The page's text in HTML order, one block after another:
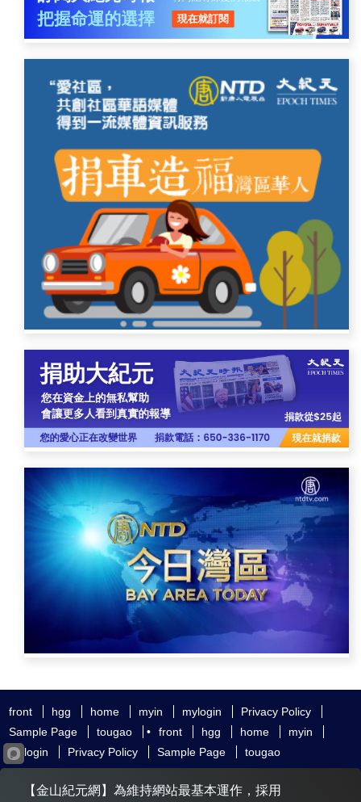
front hgg home myin mylogin
Privacy Policy
Sample Page
tougao • front hgg home
myin
mylogin
Privacy Policy Sample Page tougao
友好鏈接 追查國際 新唐人電視
神韻藝術團
【金山紀元網】為維持網站最基本運作，採用